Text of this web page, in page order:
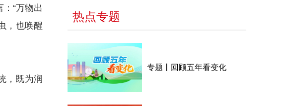
“万物出
，也唤醒
，既为润
热点专题
专题丨回顾五年看变化